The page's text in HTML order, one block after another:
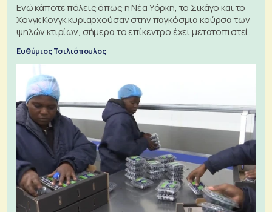
Ενώ κάποτε πόλεις όπως η Νέα Υόρκη, το Σικάγο και το
Χονγκ Κονγκ κυριαρχούσαν στην παγκόσμια κούρσα των
ψηλών κτιρίων, σήμερα το επίκεντρο έχει μετατοπιστεί
Ευθύμιος Τσιλιόπουλος